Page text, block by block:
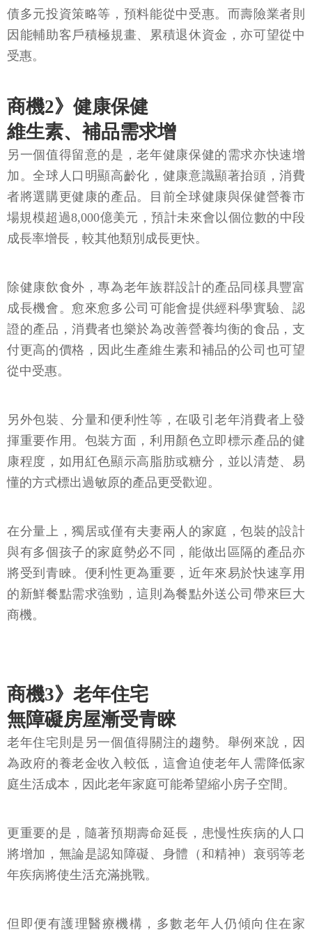
債多元投資策略等，預料能從中受惠。而壽險業者則
因能輔助客戶積極規畫、累積退休資金，亦可望從中
受惠。
商機2》健康保健
維生素、補品需求增
另一個值得留意的是，老年健康保健的需求亦快速增
加。全球人口明顯高齡化，健康意識顯著抬頭，消費
者將選購更健康的產品。目前全球健康與保健營養市
場規模超過8,000億美元，預計未來會以個位數的中段
成長率增長，較其他類別成長更快。
除健康飲食外，專為老年族群設計的產品同樣具豐富
成長機會。愈來愈多公司可能會提供經科學實驗、認
證的產品，消費者也樂於為改善營養均衡的食品，支
付更高的價格，因此生產維生素和補品的公司也可望
從中受惠。
另外包裝、分量和便利性等，在吸引老年消費者上發
揮重要作用。包裝方面，利用顏色立即標示產品的健
康程度，如用紅色顯示高脂肪或糖分，並以清楚、易
懂的方式標出過敏原的產品更受歡迎。
在分量上，獨居或僅有夫妻兩人的家庭，包裝的設計
與有多個孩子的家庭勢必不同，能做出區隔的產品亦
將受到青睞。便利性更為重要，近年來易於快速享用
的新鮮餐點需求強勁，這則為餐點外送公司帶來巨大
商機。
商機3》老年住宅
無障礙房屋漸受青睞
老年住宅則是另一個值得關注的趨勢。舉例來說，因
為政府的養老金收入較低，這會迫使老年人需降低家
庭生活成本，因此老年家庭可能希望縮小房子空間。
更重要的是，隨著預期壽命延長，患慢性疾病的人口
將增加，無論是認知障礙、身體（和精神）衰弱等老
年疾病將使生活充滿挑戰。
但即便有護理醫療機構，多數老年人仍傾向住在家